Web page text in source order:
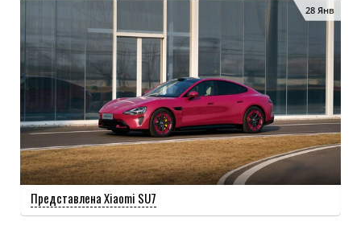
28 Янв
Представлена Xiaomi SU7